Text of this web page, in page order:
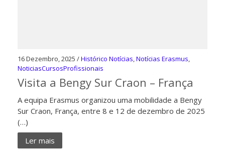
16 Dezembro, 2025 /Histórico Notícias Notícias Erasmus
NoticiasCursosProfissionais
Visita a Bengy Sur Craon – França
A equipa Erasmus organizou uma mobilidade a Bengy
Sur Craon, França, entre 8 e 12 de dezembro de 2025
(…)
Ler mais